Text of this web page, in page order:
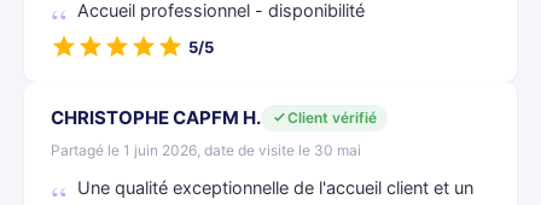
Accueil professionnel - disponibilité
5/5
CHRISTOPHE CAPFM H.
Client vérifié
Partagé le 1 juin 2026, date de visite le 30 mai
Une qualité exceptionnelle de l'accueil client et un